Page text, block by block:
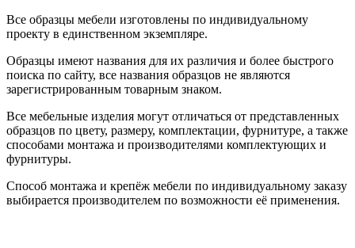
Все образцы мебели изготовлены по индивидуальному
проекту в единственном экземпляре.
Образцы имеют названия для их различия и более быстрого
поиска по сайту, все названия образцов не являются
зарегистрированным товарным знаком.
Все мебельные изделия могут отличаться от представленных
образцов по цвету, размеру, комплектации, фурнитуре, а также
способами монтажа и производителями комплектующих и
фурнитуры.
Способ монтажа и крепёж мебели по индивидуальному заказу
выбирается производителем по возможности её применения.